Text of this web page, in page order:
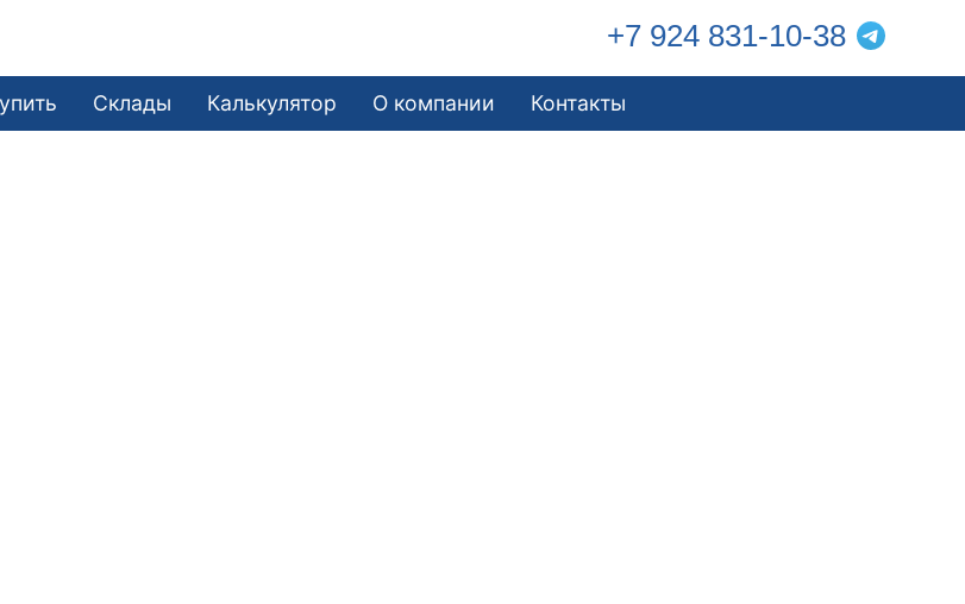
+7 924 831-10-38
Склады Калькулятор О компании Контакты